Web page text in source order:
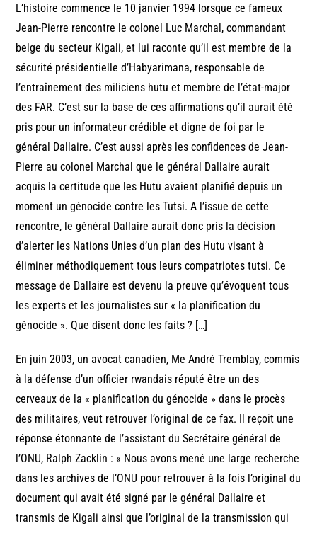
L’histoire commence le 10 janvier 1994 lorsque ce fameux
Jean-Pierre rencontre le colonel Luc Marchal, commandant
belge du secteur Kigali, et lui raconte qu’il est membre de la
sécurité présidentielle d’Habyarimana, responsable de
l’entraînement des miliciens hutu et membre de l’état-major
des FAR. C’est sur la base de ces affirmations qu’il aurait été
pris pour un informateur crédible et digne de foi par le
général Dallaire. C’est aussi après les confidences de Jean-
Pierre au colonel Marchal que le général Dallaire aurait
acquis la certitude que les Hutu avaient planifié depuis un
moment un génocide contre les Tutsi. A l’issue de cette
rencontre, le général Dallaire aurait donc pris la décision
d’alerter les Nations Unies d’un plan des Hutu visant à
éliminer méthodiquement tous leurs compatriotes tutsi. Ce
message de Dallaire est devenu la preuve qu’évoquent tous
les experts et les journalistes sur « la planification du
génocide ». Que disent donc les faits ? […]
En juin 2003, un avocat canadien, Me André Tremblay, commis
à la défense d’un officier rwandais réputé être un des
cerveaux de la « planification du génocide » dans le procès
des militaires, veut retrouver l’original de ce fax. Il reçoit une
réponse étonnante de l’assistant du Secrétaire général de
l’ONU, Ralph Zacklin : « Nous avons mené une large recherche
dans les archives de l’ONU pour retrouver à la fois l’original du
document qui avait été signé par le général Dallaire et
transmis de Kigali ainsi que l’original de la transmission qui